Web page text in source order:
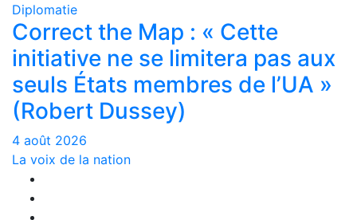
Diplomatie
Correct the Map : « Cette
initiative ne se limitera pas aux
seuls États membres de l’UA »
(Robert Dussey)
4 août 2026
La voix de la nation